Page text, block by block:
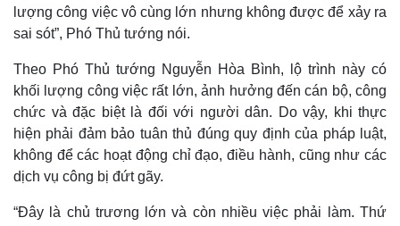
Thế giới
Multimedia
lượng công việc vô cùng lớn nhưng không được để xảy ra
sai sót”, Phó Thủ tướng nói.
Theo Phó Thủ tướng Nguyễn Hòa Bình, lộ trình này có
khối lượng công việc rất lớn, ảnh hưởng đến cán bộ, công
chức và đặc biệt là đối với người dân. Do vậy, khi thực
hiện phải đảm bảo tuân thủ đúng quy định của pháp luật,
không để các hoạt động chỉ đạo, điều hành, cũng như các
dịch vụ công bị đứt gãy.
“Đây là chủ trương lớn và còn nhiều việc phải làm. Thứ